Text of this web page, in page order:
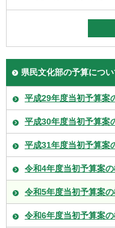
県民文化部の予算につい
平成29年度当初予算案
平成30年度当初予算案
平成31年度当初予算案
令和4年度当初予算案の
令和5年度当初予算案の
令和6年度当初予算案の